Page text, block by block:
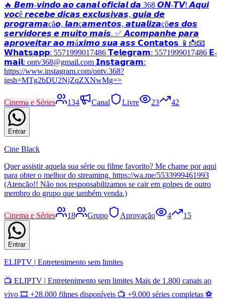
🔥 𝘽𝙚𝙢-𝙫𝙞𝙣𝙙𝙤 𝙖𝙤 𝙘𝙖𝙣𝙖𝙡 𝙤𝙛𝙞𝙘𝙞𝙖𝙡 𝙙𝙖 368 𝙊𝙉-𝙏𝙑! 𝘼𝙦𝙪𝙞
𝙫𝙤𝙘ê 𝙧𝙚𝙘𝙚𝙗𝙚 𝙙𝙞𝙘𝙖𝙨 𝙚𝙭𝙘𝙡𝙪𝙨𝙞𝙫𝙖𝙨, 𝙜𝙪𝙞𝙖 𝙙𝙚
𝙥𝙧𝙤𝙜𝙧𝙖𝙢𝙖çã𝙤, 𝙡𝙖𝙣ç𝙖𝙢𝙚𝙣𝙩𝙤𝙨, 𝙖𝙩𝙪𝙖𝙡𝙞𝙯𝙖çõ𝙚𝙨 𝙙𝙤𝙨
𝙨𝙚𝙧𝙫𝙞𝙙𝙤𝙧𝙚𝙨 𝙚 𝙢𝙪𝙞𝙩𝙤 𝙢𝙖𝙞𝙨. ✅ 𝘼𝙘𝙤𝙢𝙥𝙖𝙣𝙝𝙚 𝙥𝙖𝙧𝙖
𝙖𝙥𝙧𝙤𝙫𝙚𝙞𝙩𝙖𝙧 𝙖𝙤 𝙢á𝙭𝙞𝙢𝙤 𝙨𝙪𝙖 𝙖𝙨𝙨 𝗖𝗼𝗻𝘁𝗮𝘁𝗼𝘀 📱📩📧
𝗪𝗵𝗮𝘁𝘀𝗮𝗽𝗽: 5571999017486 𝗧𝗲𝗹𝗲𝗴𝗿𝗮𝗺: 5571999017486 𝗘-
𝗺𝗮𝗶𝗹: ontv368@gmail.com 𝗜𝗻𝘀𝘁𝗮𝗴𝗿𝗮𝗺:
https://www.instagram.com/ontv.368?
igsh=MTg2bDU2NjZqZXNwMg==
Cinema e Séries 134 Canal Livre 23 42
Entrar
Cine Black
Quer assistir aquela sua série ou filme favorito? Me chame por aqui
para obter o melhor do streaming. https://wa.me/5533999461993
(Atenção!! Não nos responsabilizamos se cair em golpes de outro
membro do grupo que também venda.)
Cinema e Séries 18 Grupo Aprovação 4 15
Entrar
ELIPTV | Entretenimento sem limites
📺 ELIPTV | Entretenimento sem limites Mais de 1.800 canais ao
vivo 🎞️ +28.000 filmes disponíveis 📺 +9.000 séries completas ⚽